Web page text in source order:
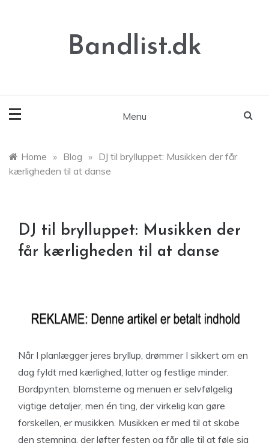
Bandlist.dk
Menu
Home » Blog » DJ til brylluppet: Musikken der får
kærligheden til at danse
DJ til brylluppet: Musikken der
får kærligheden til at danse
Når I planlægger jeres bryllup, drømmer I sikkert om en
dag fyldt med kærlighed, latter og festlige minder.
Bordpynten, blomsterne og menuen er selvfølgelig
vigtige detaljer, men én ting, der virkelig kan gøre
forskellen, er musikken. Musikken er med til at skabe
den stemning, der løfter festen og får alle til at føle sig